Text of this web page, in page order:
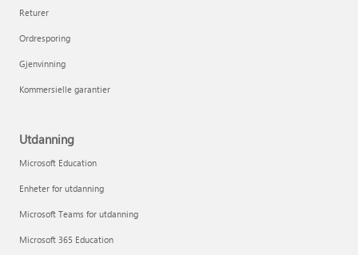
Returer
Ordresporing
Gjenvinning
Kommersielle garantier
Utdanning
Microsoft Education
Enheter for utdanning
Microsoft Teams for utdanning
Microsoft 365 Education